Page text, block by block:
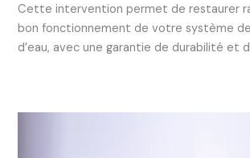
Cette intervention permet de restaurer
bon fonctionnement de votre système
d’eau, avec une garantie de durabilité et